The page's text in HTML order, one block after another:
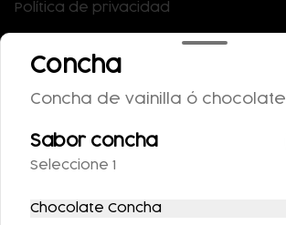
Política de privacidad
Concha
Concha de vainilla ó chocolate
Sabor concha
Seleccione 1
Chocolate Concha